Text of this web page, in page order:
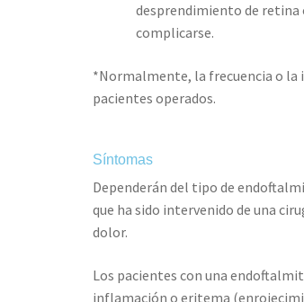
desprendimiento de
complicarse.
*Normalmente, la frecuencia o la
pacientes operados.
Síntomas
Dependerán del tipo de
que ha sido intervenido de una
dolor.
Los pacientes con una
inflamación o eritema